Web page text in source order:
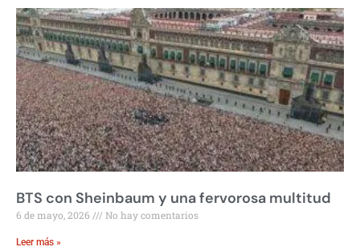
BTS con Sheinbaum y una fervorosa multitud
6 de mayo, 2026 No hay comentarios
Leer más »